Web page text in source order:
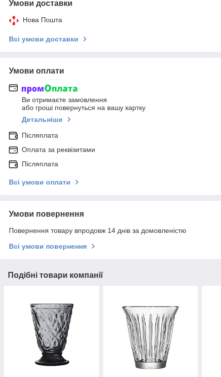
Умови доставки
Нова Пошта
Всі умови доставки
Умови оплати
Ви отримаєте замовлення
або гроші повернуться на вашу картку
Детальніше
Післяплата
Оплата за реквізитами
Післяплата
Всі умови оплати
Умови повернення
Повернення товару впродовж 14 днів за домовленістю
Всі умови повернення
Подібні товари компанії